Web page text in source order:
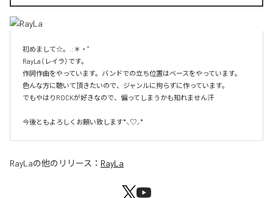
初めまして☆。.:＊・゜
RayLa（レイラ）です。
作詞作曲をやっています。バンドでの立ち位置はベースをやっています。
色んな方に聴いて頂きたいので、ジャンルに拘らずに作っています。
でもやはりROCKが好きなので、偏ってしまうかも知れません汗
今後ともよろしくお願い致します*⸜♡⸝*
RayLaの他のリリース： RayLa